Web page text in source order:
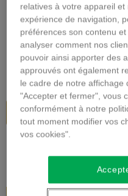
BOUQUET
Description
35,00 €TTC
Ajouter au panier
relatives à votre appareil
expérience de navigation,
préférences son contenu
analyser comment nos
pouvoir ainsi apporter des
approuvés ont également
le cadre de notre affichage
"Accepter et fermer", vous
conformément à notre
tout moment modifier vos
vos cookies".